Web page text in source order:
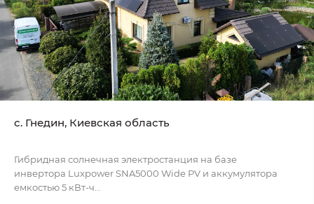
с. Гнедин, Киевская область
Гибридная солнечная электростанция на базе
инвертора Luxpower SNA5000 Wide PV и аккумулятора
емкостью 5 кВт-ч...